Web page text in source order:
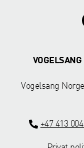
Vogelsang
+47 413